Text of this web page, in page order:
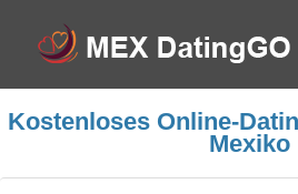
Kostenloses Online-
Mexiko